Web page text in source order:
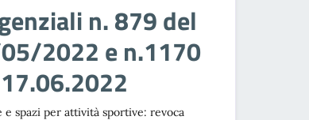
n. 879 del
2022 e n.1170
e spazi per attività sportive: revoca